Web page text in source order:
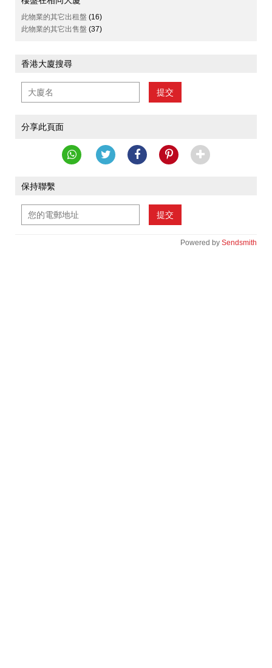
此物業的其它出租盤 (16)
此物業的其它出售盤 (37)
香港大廈搜尋
提交
分享此頁面
保持聯繫
提交
Powered by Sendsmith